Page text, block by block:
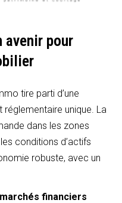
avenir pour
tire parti d’une
unique. La
dans les zones
conditions d’actifs
robuste, avec un
financiers